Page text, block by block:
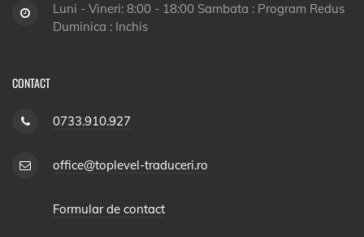
Luni - Vineri: 8:00 - 18:00 Sambata : Program Redus
Duminica : Inchis
CONTACT
0733.910.927
office@toplevel-traduceri.ro
Formular de contact